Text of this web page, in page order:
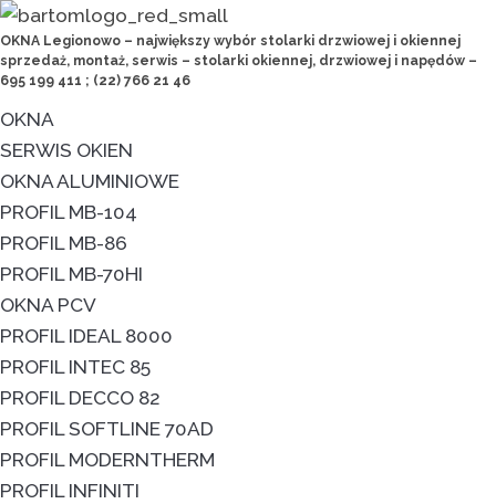
OKNA Legionowo – największy wybór stolarki drzwiowej i okiennej
sprzedaż, montaż, serwis – stolarki okiennej, drzwiowej i napędów –
695 199 411 ; (22) 766 21 46
OKNA
SERWIS OKIEN
OKNA ALUMINIOWE
PROFIL MB-104
PROFIL MB-86
PROFIL MB-70HI
OKNA PCV
PROFIL IDEAL 8000
PROFIL INTEC 85
PROFIL DECCO 82
PROFIL SOFTLINE 70AD
PROFIL MODERNTHERM
PROFIL INFINITI